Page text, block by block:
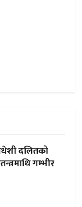
दलितको
गम्भीर